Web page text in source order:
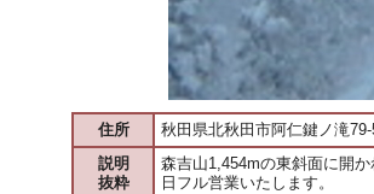
住所
秋田県北秋田市阿仁鍵ノ滝79-
説明
抜粋
森吉山1,454mの東斜面に開
日フル営業いたします。